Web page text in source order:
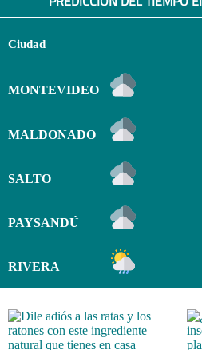
Ciudad
MONTEVIDEO
MALDONADO
SALTO
PAYSANDÚ
RIVERA